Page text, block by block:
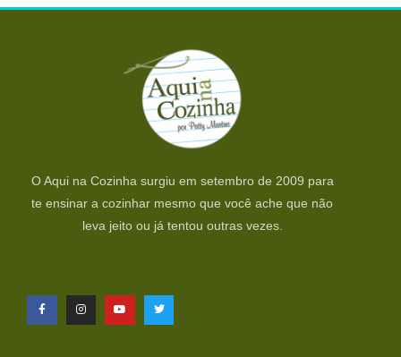
O Aqui na Cozinha surgiu em setembro de 2009 para
te ensinar a cozinhar mesmo que você ache que não
leva jeito ou já tentou outras vezes.